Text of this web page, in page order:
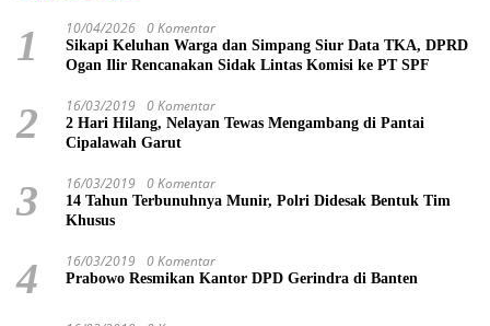
1 10/04/2026 0 Komentar
Sikapi Keluhan Warga dan Simpang Siur Data TKA, DPRD
Ogan Ilir Rencanakan Sidak Lintas Komisi ke PT SPF
2 16/03/2019 0 Komentar
2 Hari Hilang, Nelayan Tewas Mengambang di Pantai
Cipalawah Garut
3 16/03/2019 0 Komentar
14 Tahun Terbunuhnya Munir, Polri Didesak Bentuk Tim
Khusus
4 16/03/2019 0 Komentar
Prabowo Resmikan Kantor DPD Gerindra di Banten